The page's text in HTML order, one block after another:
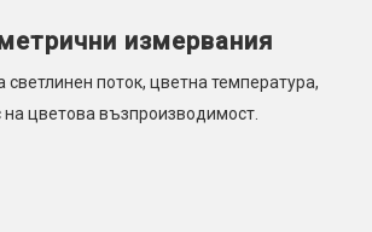
измервания
светлинен поток, цветна температура,
на цветова възпроизводимост.